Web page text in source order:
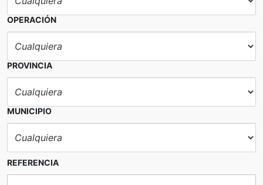
OPERACIÓN
PROVINCIA
MUNICIPIO
REFERENCIA